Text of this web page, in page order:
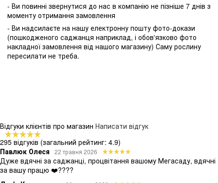
- Ви повинні звернутися до нас в компанію не пізніше 7 днів з
моменту отримання замовлення
- Ви надсилаєте на нашу електронну пошту фото-докази
(пошкодженого саджанця наприклад, і обов'язково фото
накладної замовлення від нашого магазину) Саму рослину
пересилати не треба.
Відгуки клієнтів про магазин Написати відгук
295 відгуків (загальний рейтинг: 4.9)
Павлюк Олеся
22 травня 2026
Дуже вдячні за саджанці, процвітання вашому Мегасаду, вдячні
за вашу працю ❤️????